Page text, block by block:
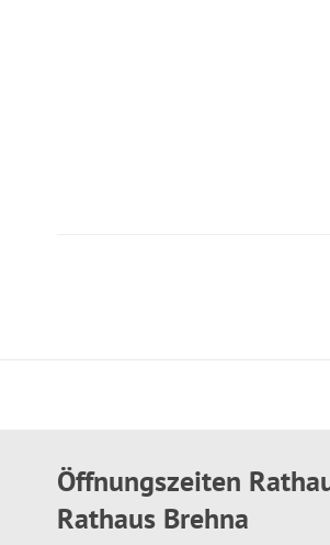
Öffnungszeiten
Rathaus Brehna